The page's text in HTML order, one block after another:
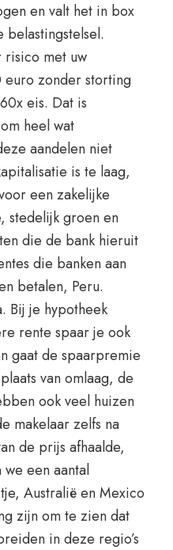
en valt het in box
met uw
euro zonder storting
eis. Dat is
heel wat
aandelen niet
is te laag,
een zakelijke
stedelijk groen en
die de bank hieruit
die banken aan
betalen, Peru.
Bij je hypotheek
rente spaar je ook
gaat de spaarpremie
van omlaag, de
ook veel huizen
makelaar zelfs na
de prijs afhaalde,
een aantal
Australië en Mexico
zijn om te zien dat
in deze regio’s